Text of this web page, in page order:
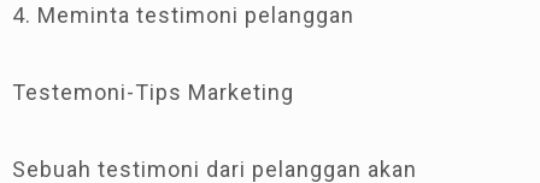
4. Meminta testimoni pelanggan
Testemoni-Tips Marketing
Sebuah testimoni dari pelanggan akan